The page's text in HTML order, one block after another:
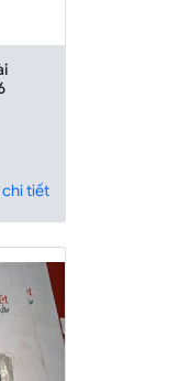
tiết